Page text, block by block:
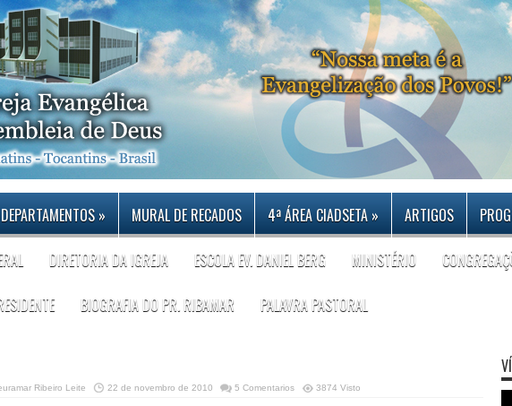
DEPARTAMENTOS» MURAL DE RECADOS 4ª ÁREA CIADSETA» ARTIGOS
DIRETORIA DA IGREJA ESCOLA EV. DANIEL BERG MINISTÉRIO
BIOGRAFIA DO PR. RIBAMAR PALAVRA PASTORAL
Ribeiro Leite 22 de novembro de 2010 5 Comentarios 3874 Visto